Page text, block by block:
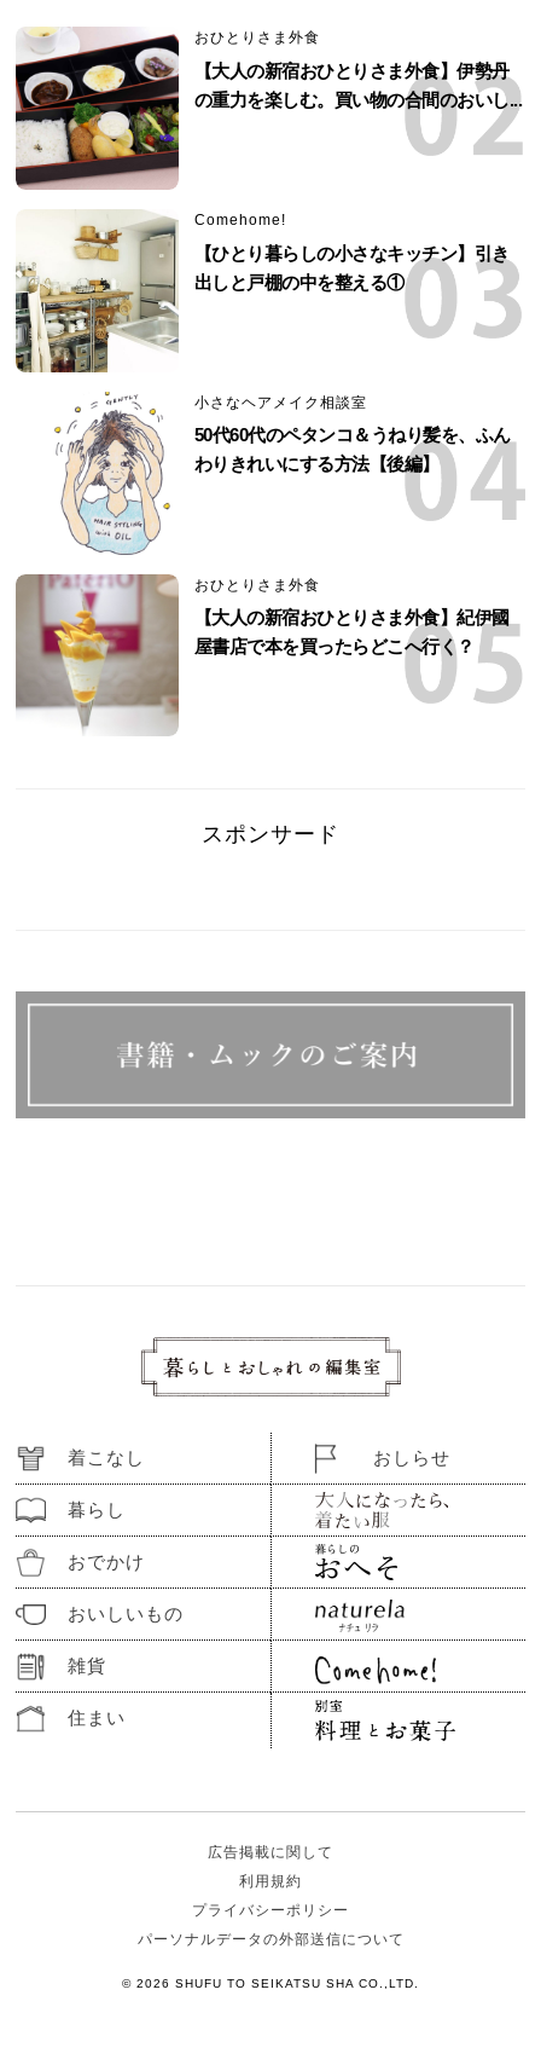
おひとりさま外食
【大人の新宿おひとりさま外食】伊勢丹
の重力を楽しむ。買い物の合間のおいし...
Comehome!
【ひとり暮らしの小さなキッチン】引き
出しと戸棚の中を整える①
小さなヘアメイク相談室
50代60代のペタンコ＆うねり髪を、ふん
わりきれいにする方法【後編】
おひとりさま外食
【大人の新宿おひとりさま外食】紀伊國
屋書店で本を買ったらどこへ行く？
スポンサード
着こなし
暮らし
おでかけ
おいしいもの
雑貨
住まい
おしらせ
広告掲載に関して
利用規約
プライバシーポリシー
パーソナルデータの外部送信について
© 2026 SHUFU TO SEIKATSU SHA CO.,LTD.